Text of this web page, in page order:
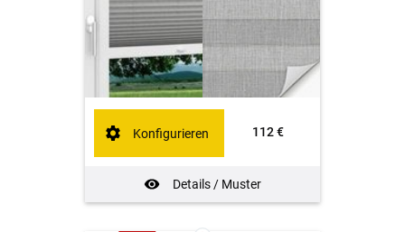
112 €
Details / Muster
Konfigurieren